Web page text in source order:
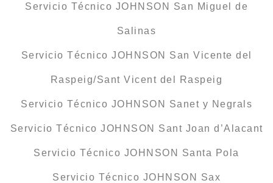
Servicio Técnico JOHNSON San Miguel de
Salinas
Servicio Técnico JOHNSON San Vicente del
Raspeig/Sant Vicent del Raspeig
Servicio Técnico JOHNSON Sanet y Negrals
Servicio Técnico JOHNSON Sant Joan d’Alacant
Servicio Técnico JOHNSON Santa Pola
Servicio Técnico JOHNSON Sax